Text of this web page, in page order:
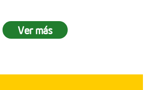
Ver más